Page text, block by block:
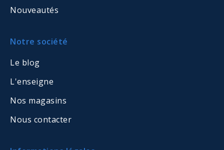
Nouveautés
Notre société
Le blog
L'enseigne
Nos magasins
Nous contacter